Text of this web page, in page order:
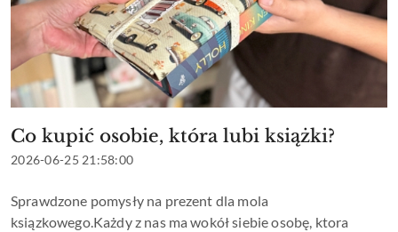
Tytuł
artykułu:
Co kupić osobie, która lubi książki?
Data
2026-06-25 21:58:00
Treść
artykułu:
Sprawdzone pomysły na prezent dla mola
ksiązkowego.Każdy z nas ma wokół siebie osobę, ktora